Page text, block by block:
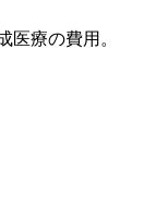
医療の費用。